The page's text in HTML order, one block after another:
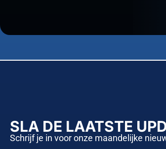
SLA DE LAATSTE
Schrijf je in voor onze maandelijke